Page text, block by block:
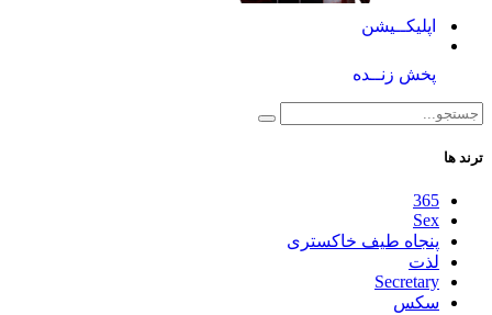
زنــده
طیف خاکستری